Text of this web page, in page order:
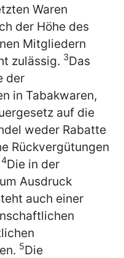
Waren
der Höhe des
Mitgliedern
zulässig. 3Das
der
in Tabakwaren,
auf die
weder Rabatte
Rückvergütungen
4Die in der
Ausdruck
auch einer
5Die